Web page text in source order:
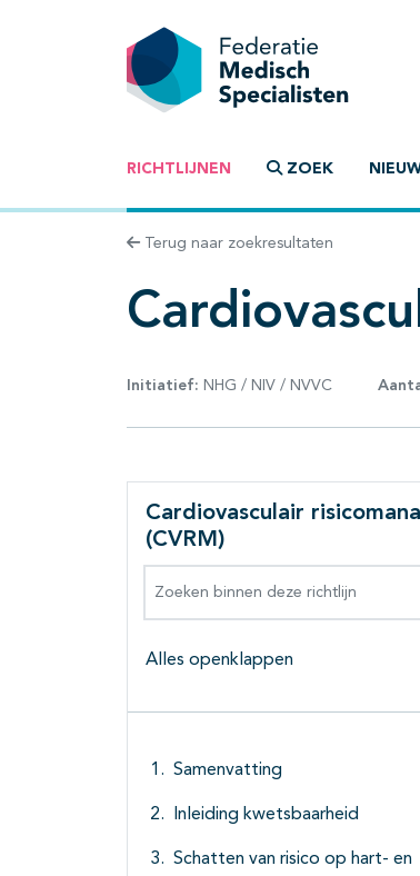
RICHTLIJNEN ZOEK
Terug naar zoekresultaten
Initiatief: NHG / NIV / NVVC
Cardiovasculair
(CVRM)
Alles openklappen
Samenvatting
Inleiding kwetsbaarheid
Schatten van risico op hart- en